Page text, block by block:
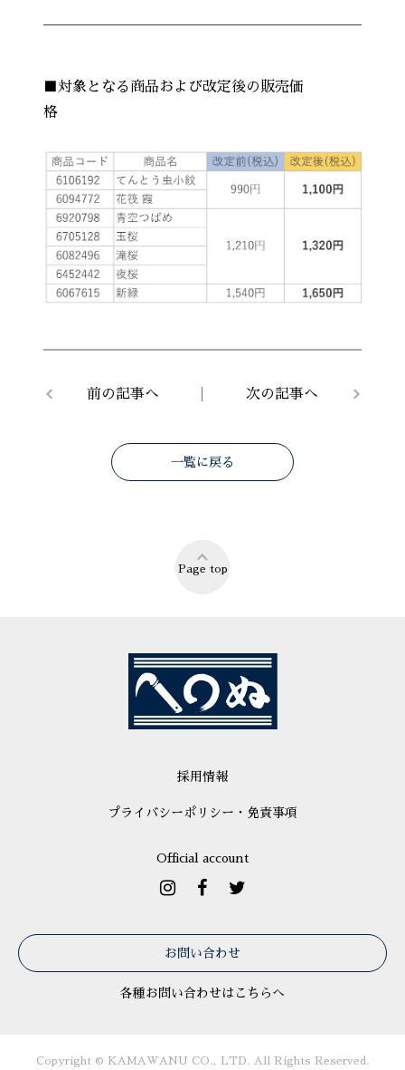
■対象となる商品および改定後の販売価
格
前の記事へ 次の記事へ
一覧に戻る
Page top
採用情報
プライバシーポリシー・免責事項
Official account
お問い合わせ
各種お問い合わせはこちらへ
Copyright © KAMAWANU CO., LTD. All Rights Reserved.